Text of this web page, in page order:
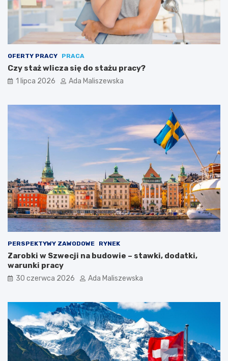
OFERTY PRACY PRACA
Czy staż wlicza się do stażu pracy?
1 lipca 2026 Ada Maliszewska
PERSPEKTYWY ZAWODOWE RYNEK
Zarobki w Szwecji na budowie – stawki, dodatki,
warunki pracy
30 czerwca 2026 Ada Maliszewska